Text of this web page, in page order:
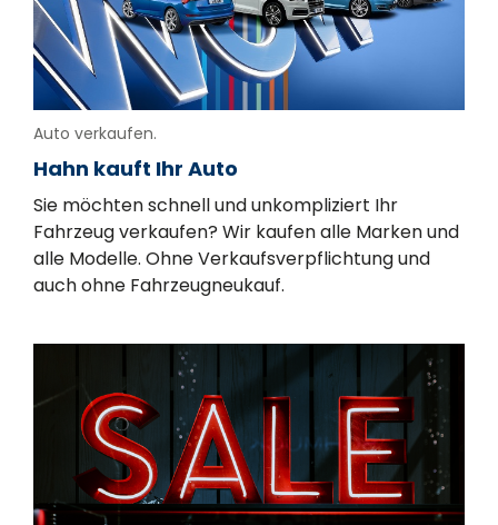
Auto verkaufen.
Hahn kauft Ihr Auto
Sie möchten schnell und unkompliziert Ihr
Fahrzeug verkaufen? Wir kaufen alle Marken und
alle Modelle. Ohne Verkaufsverpflichtung und
auch ohne Fahrzeugneukauf.